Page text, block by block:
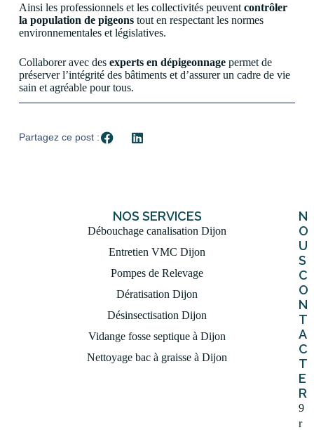
Ainsi les professionnels et les collectivités peuvent contrôler
la population de pigeonstout en respectant les normes
environnementales et législatives.
Collaborer avec des experts en dépigeonnagepermet de
préserver l’intégrité des bâtiments et d’assurer un cadre de vie
sain et agréable pour tous.
Partagez ce post :
NOS SERVICES
Débouchage canalisation Dijon
Entretien VMC Dijon
Pompes de Relevage
Dératisation Dijon
Désinsectisation Dijon
Vidange fosse septique à Dijon
Nettoyage bac à graisse à Dijon
N
O
U
S
C
O
N
T
A
C
T
E
R
9
r